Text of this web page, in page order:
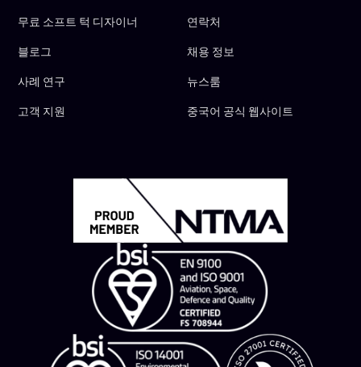
무료 소프트 턱 디자이너
블로그
사례 연구
고객 지원
연락처
채용 정보
뉴스룸
중국어 공식 웹사이트